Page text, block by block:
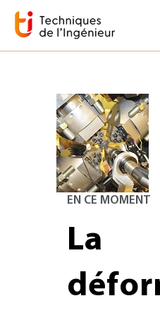
EN CE MOMENT
La